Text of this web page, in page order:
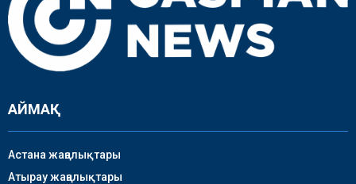
АЙМАҚ
Астана жаңалықтары
Атырау жаңалықтары